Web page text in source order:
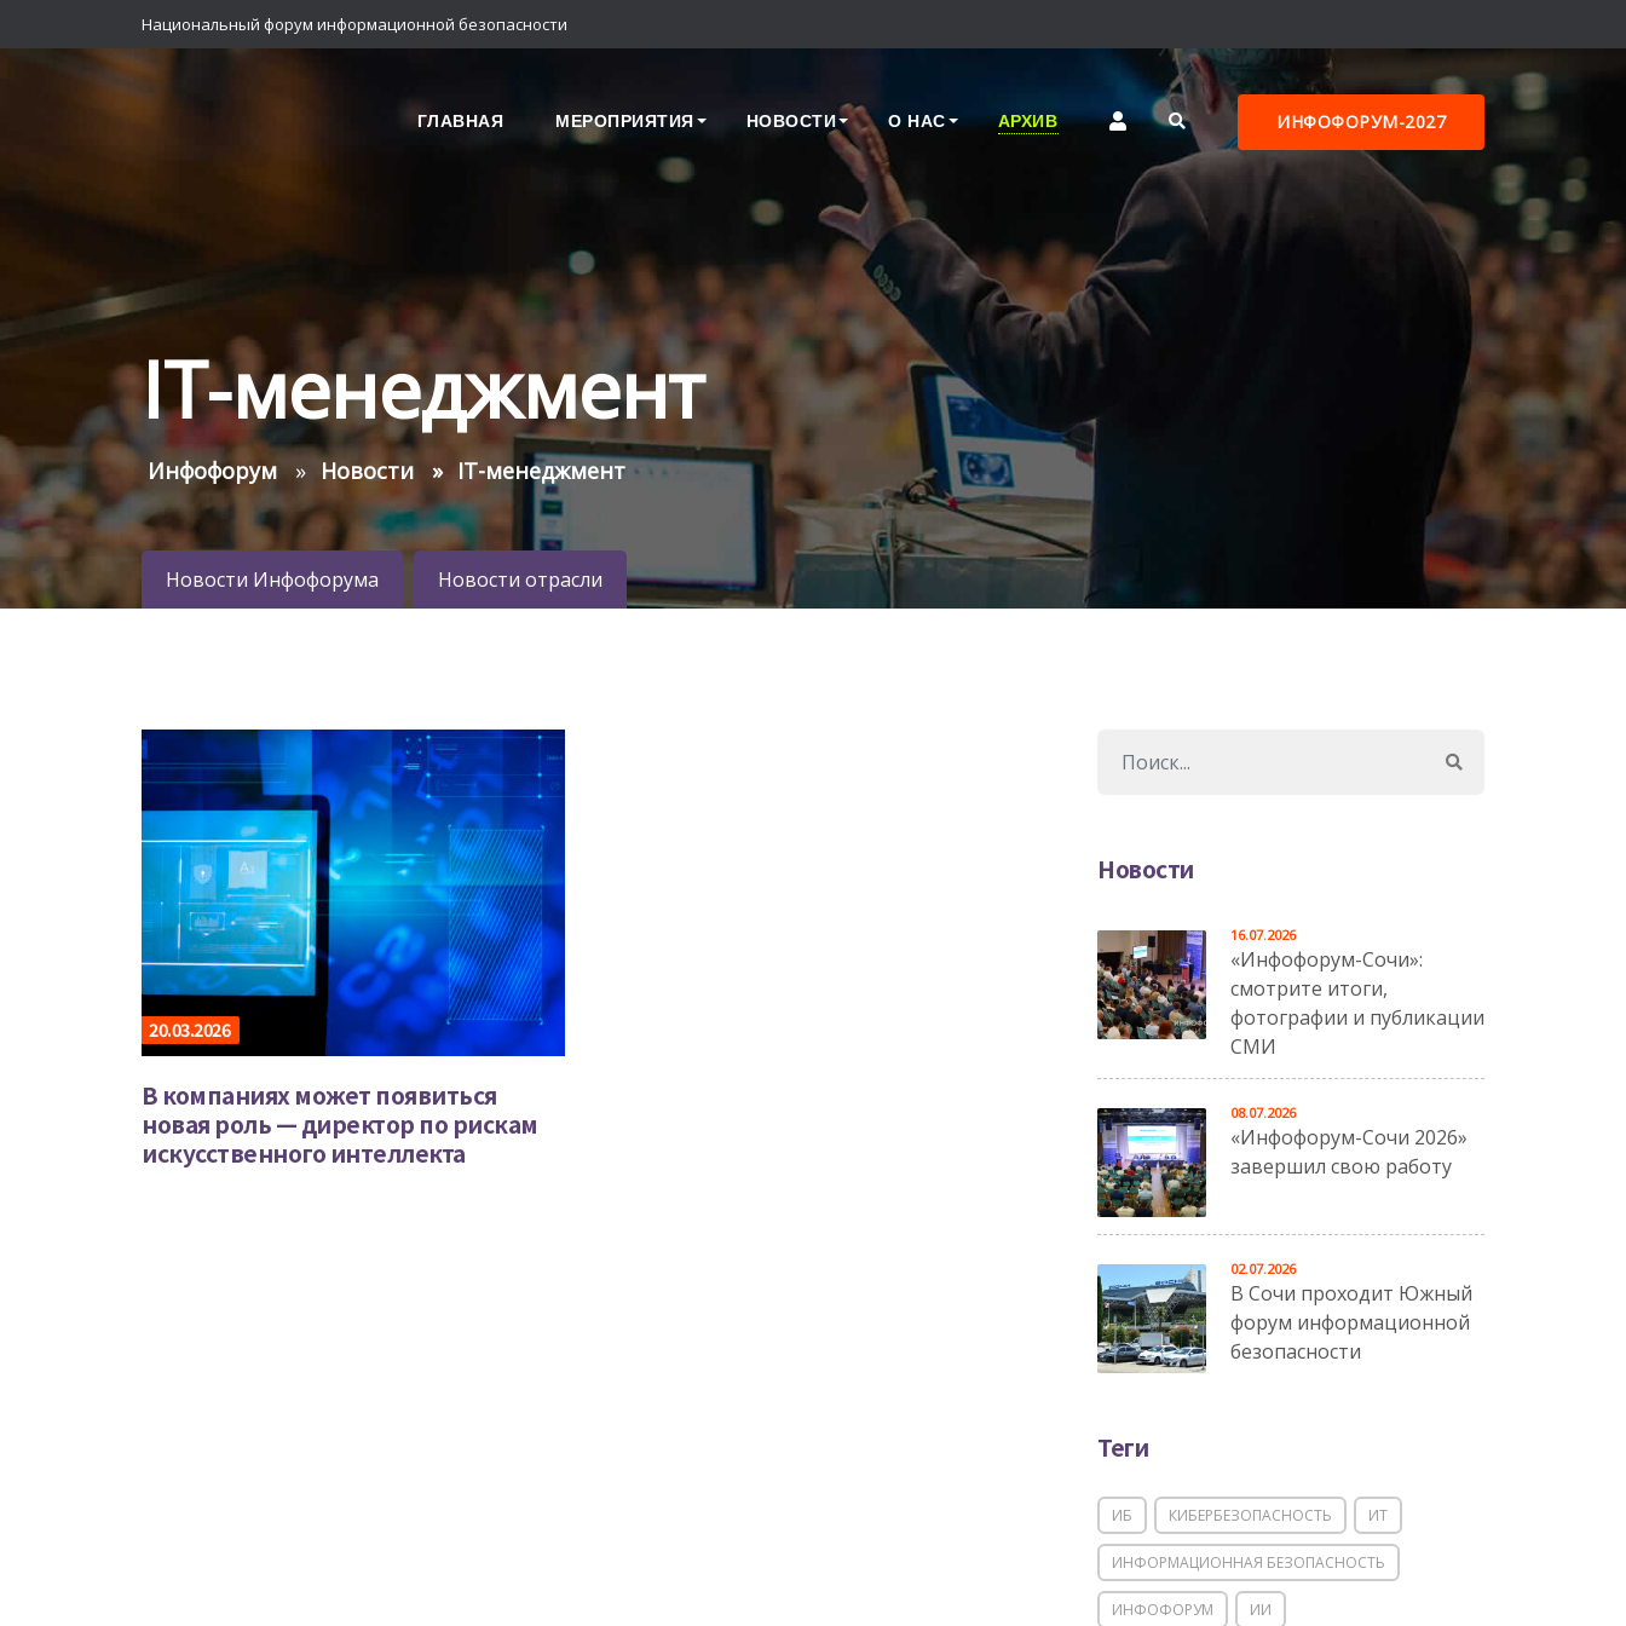
Национальный форум информационной безопасности
ГЛАВНАЯ МЕРОПРИЯТИЯ НОВОСТИ О НАС АРХИВ ИНФОФОРУМ-2027
IT-менеджмент
Инфофорум Новости IT-менеджмент
Новости Инфофорума Новости отрасли
20.03.2026
В компаниях может появиться
новая роль — директор по рискам
искусственного интеллекта
Новости
«Инфофорум-Сочи»:
смотрите итоги,
фотографии и публикации
СМИ
16.07.2026
«Инфофорум-Сочи 2026»
завершил свою работу
08.07.2026
В Сочи проходит Южный
форум информационной
безопасности
02.07.2026
Теги
ИБ КИБЕРБЕЗОПАСНОСТЬ ИТ
ИНФОРМАЦИОННАЯ БЕЗОПАСНОСТЬ
ИНФОФОРУМ ИИ